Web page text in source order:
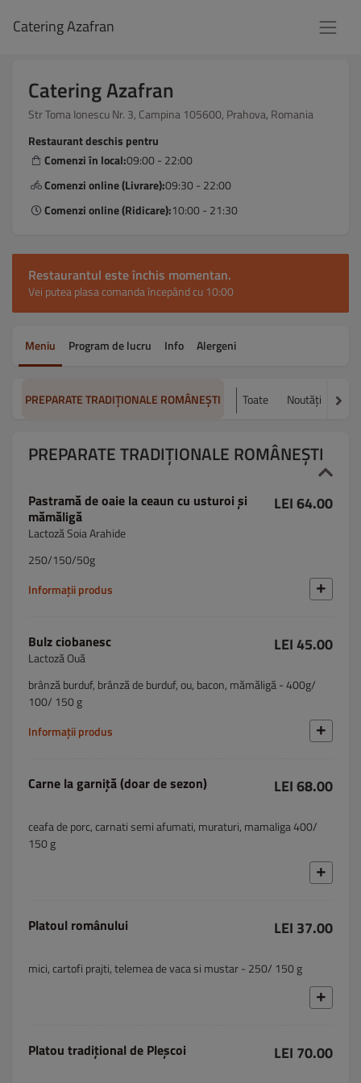
Catering Azafran
Catering Azafran
Str Toma Ionescu Nr. 3, Campina 105600, Prahova, Romania
Restaurant deschis pentru
Comenzi în local:09:00 - 22:00
Comenzi online (Livrare):09:30 - 22:00
Comenzi online (Ridicare):10:00 - 21:30
Restaurantul este închis momentan.
Vei putea plasa comanda începând cu 10:00
Meniu Program de lucru Info Alergeni
PREPARATE TRADIȚIONALE ROMÂNEȘTI Toate Noutăți
PREPARATE TRADIȚIONALE ROMÂNEȘTI
Pastramă de oaie la ceaun cu usturoi și
mămăligă
Lactoză Soia Arahide
LEI 64.00
250/150/50g
Informații produs
Bulz ciobanesc
Lactoză Ouă
LEI 45.00
brânză burduf, brânză de burduf, ou, bacon, mămăligă - 400g/
100/ 150 g
Informații produs
Carne la garniță (doar de sezon) LEI 68.00
ceafa de porc, carnati semi afumati, muraturi, mamaliga 400/
150 g
Platoul românului LEI 37.00
mici, cartofi prajti, telemea de vaca si mustar - 250/ 150 g
Platou tradițional de Pleșcoi LEI 70.00